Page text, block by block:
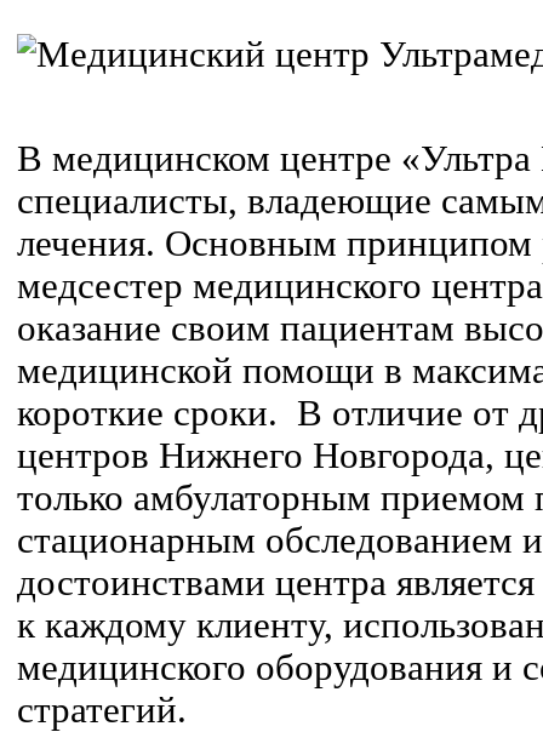
В медицинском центре
специалисты, владеющие
лечения. Основным принципом
медсестер медицинского
оказание своим пациентам
медицинской помощи в
короткие сроки. В отличие от
центров Нижнего Новгорода,
только амбулаторным приемом
стационарным обследованием
достоинствами центра
к каждому клиенту,
медицинского оборудования и
стратегий.